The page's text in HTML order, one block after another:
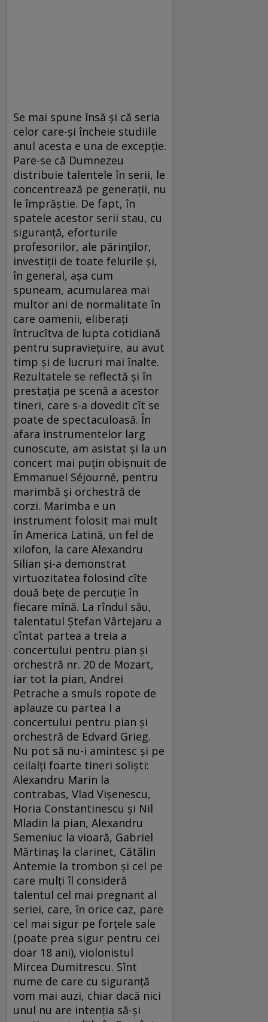
Se mai spune însă și că seria
celor care-și încheie studiile
anul acesta e una de excepție.
Pare-se că Dumnezeu
distribuie talentele în serii, le
concentrează pe generații, nu
le împrăștie. De fapt, în
spatele acestor serii stau, cu
siguranță, eforturile
profesorilor, ale părinților,
investiții de toate felurile și,
în general, așa cum
spuneam, acumularea mai
multor ani de normalitate în
care oamenii, eliberați
întrucîtva de lupta cotidiană
pentru supraviețuire, au avut
timp și de lucruri mai înalte.
Rezultatele se reflectă și în
prestația pe scenă a acestor
tineri, care s-a dovedit cît se
poate de spectaculoasă. În
afara instrumentelor larg
cunoscute, am asistat și la un
concert mai puțin obișnuit de
Emmanuel Séjourné, pentru
marimbă și orchestră de
corzi. Marimba e un
instrument folosit mai mult
în America Latină, un fel de
xilofon, la care Alexandru
Silian și-a demonstrat
virtuozitatea folosind cîte
două bețe de percuție în
fiecare mînă. La rîndul său,
talentatul Ștefan Vârtejaru a
cîntat partea a treia a
concertului pentru pian și
orchestră nr. 20 de Mozart,
iar tot la pian, Andrei
Petrache a smuls ropote de
aplauze cu partea I a
concertului pentru pian și
orchestră de Edvard Grieg.
Nu pot să nu-i amintesc și pe
ceilalți foarte tineri soliști:
Alexandru Marin la
contrabas, Vlad Vișenescu,
Horia Constantinescu și Nil
Mladin la pian, Alexandru
Semeniuc la vioară, Gabriel
Mărtinaș la clarinet, Cătălin
Antemie la trombon și cel pe
care mulți îl consideră
talentul cel mai pregnant al
seriei, care, în orice caz, pare
cel mai sigur pe forțele sale
(poate prea sigur pentru cei
doar 18 ani), violonistul
Mircea Dumitrescu. Sînt
nume de care cu siguranță
vom mai auzi, chiar dacă nici
unul nu are intenția să-și